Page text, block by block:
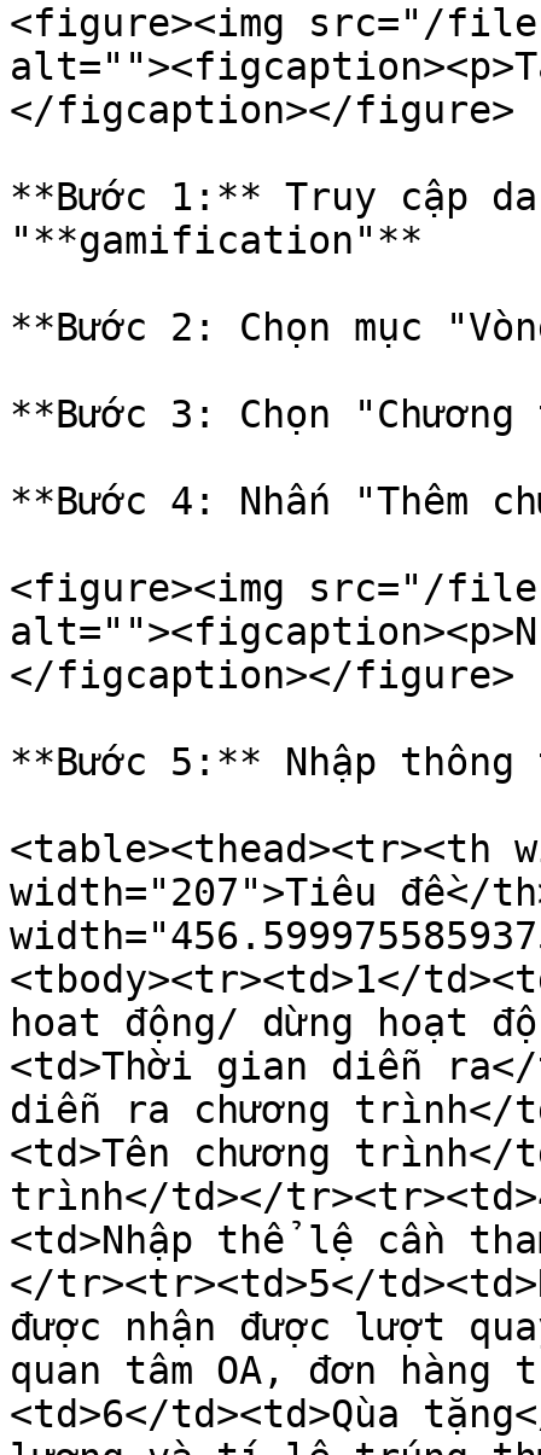
<figure><img src="/files/
</figcaption></figure>
**Bước 1:** Truy cập
"**gamification"**
**Bước 2: Chọn mục
**Bước 3: Chọn
**Bước 4: Nhấn "Thêm
<figure><img src="/files/
</figcaption></figure>
**Bước 5:** Nhập
<table><thead><tr><th
width="207">Tiêu đề</
<tbody><tr><td>1</
hoat động/ dừng hoạt
<td>Thời gian diễn
diễn ra chương trình</
<td>Tên chương trình</
trình</td></
<td>Nhập thể lệ cần
</tr><tr><td>5</
được nhận được lượt
quan tâm OA, đơn
<td>6</td><td>Qùa